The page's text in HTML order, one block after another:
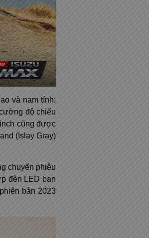
và nam tính:
độ chiếu
cũng được
(Islay Gray)
chuyến phiêu
đèn LED ban
bản 2023